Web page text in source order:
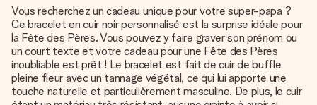
Vous recherchez un cadeau unique pour votre super-papa ?
Ce bracelet en cuir noir personnalisé est la surprise idéale pour
la Fête des Pères. Vous pouvez y faire graver son prénom ou
un court texte et votre cadeau pour une Fête des Pères
inoubliable est prêt ! Le bracelet est fait de cuir de buffle
pleine fleur avec un tannage végétal, ce qui lui apporte une
touche naturelle et particulièrement masculine. De plus, le cuir